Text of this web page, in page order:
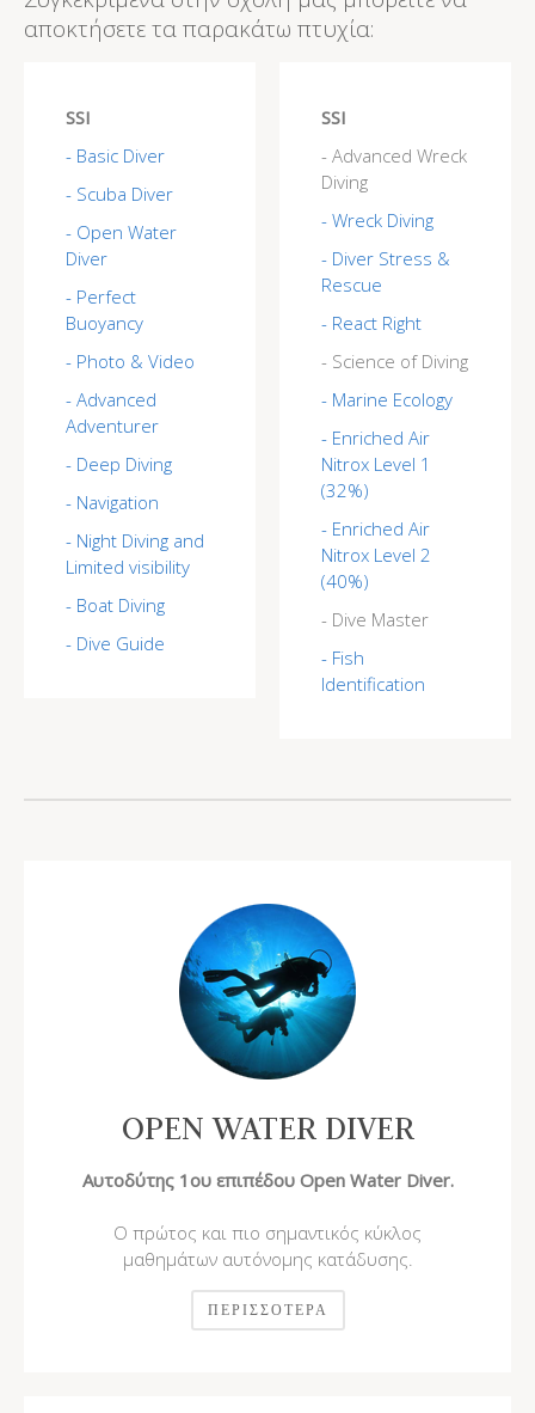
αποκτήσετε τα παρακάτω πτυχία:
SSI
- Basic Diver
- Scuba Diver
- Open Water
Diver
- Perfect
Buoyancy
- Photo & Video
- Advanced
Adventurer
- Deep Diving
- Navigation
- Night Diving and
Limited visibility
- Boat Diving
- Dive Guide
SSI
- Advanced Wreck
Diving
- Wreck Diving
- Diver Stress &
Rescue
- React Right
- Science of Diving
- Marine Ecology
- Enriched Air
Nitrox Level 1
(32%)
- Enriched Air
Nitrox Level 2
(40%)
- Dive Master
- Fish
Identification
OPEN WATER DIVER
Αυτοδύτης 1ου επιπέδου Open Water Diver.
Ο πρώτος και πιο σημαντικός κύκλος
μαθημάτων αυτόνομης κατάδυσης.
ΠΕΡΙΣΣΌΤΕΡΑ